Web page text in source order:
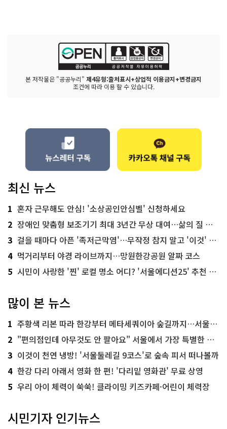
본 저작물은 "공공누리" 제4유형:출처표시+상업적 이용금지+변경금지
조건에 따라 이용 할 수 있습니다.
최신 뉴스
1 혼자 근무해도 안심! '소상공인안심벨' 신청하세요
2 장애인 맞춤형 보조기기 최대 3년간 무상 대여…삶의 질 높인다
3 걸을 때마다 아픈 '족저근막염'…무작정 참지 말고 '이것' 해보세요!
4 먹거리부터 야경 라이브까지…망원한강공원 알짜 코스
5 시민이 사랑한 '찐' 로컬 명소 어디? '서울에디션25' 추천 코스
많이 본 뉴스
1 주황색 리본 따라 한강부터 메타세쿼이아 숲길까지…서울둘레길 15코스
2 "편의점인데 아무것도 안 팔아요" 서울에서 가장 특별한 편의점의 정체
3 이것이 천연 냉방! '서울둘레길 9코스'로 숲속 피서 떠나볼까
4 한강 다리 아래서 영화 한 편! '다리밑 영화관' 무료 상영
5 우리 아이 체력이 쑥쑥! 클라이밍 키즈카페·어린이 체력장
시민기자 인기뉴스